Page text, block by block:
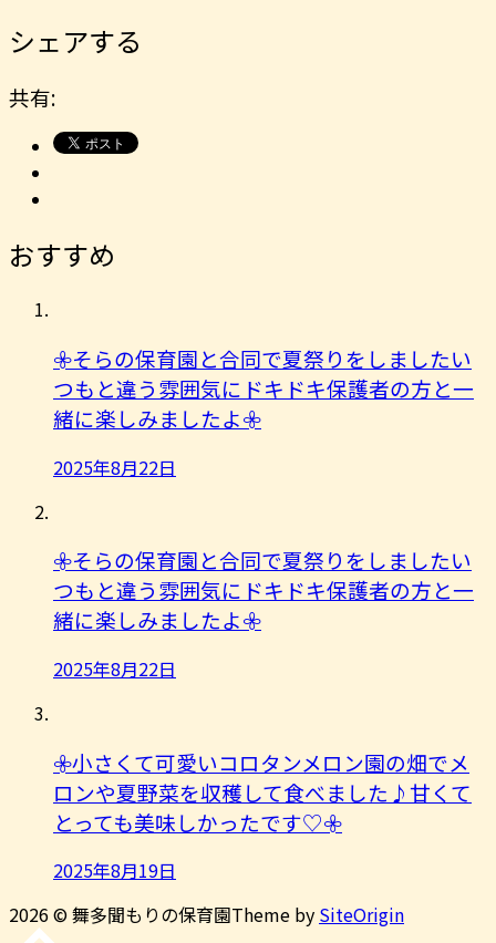
シェアする
共有:
おすすめ
𖧷そらの保育園と合同で夏祭りをしましたい
つもと違う雰囲気にドキドキ保護者の方と一
緒に楽しみましたよ︎𖧷
2025年8月22日
𖧷そらの保育園と合同で夏祭りをしましたい
つもと違う雰囲気にドキドキ保護者の方と一
緒に楽しみましたよ︎𖧷
2025年8月22日
𖧷小さくて可愛いコロタンメロン園の畑でメ
ロンや夏野菜を収穫して食べました♪甘くて
とっても美味しかったです♡𖧷
2025年8月19日
2026 © 舞多聞もりの保育園Theme by SiteOrigin